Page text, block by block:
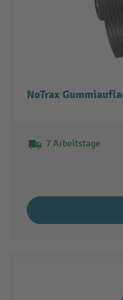
NoTrax
7 Arbeitstage